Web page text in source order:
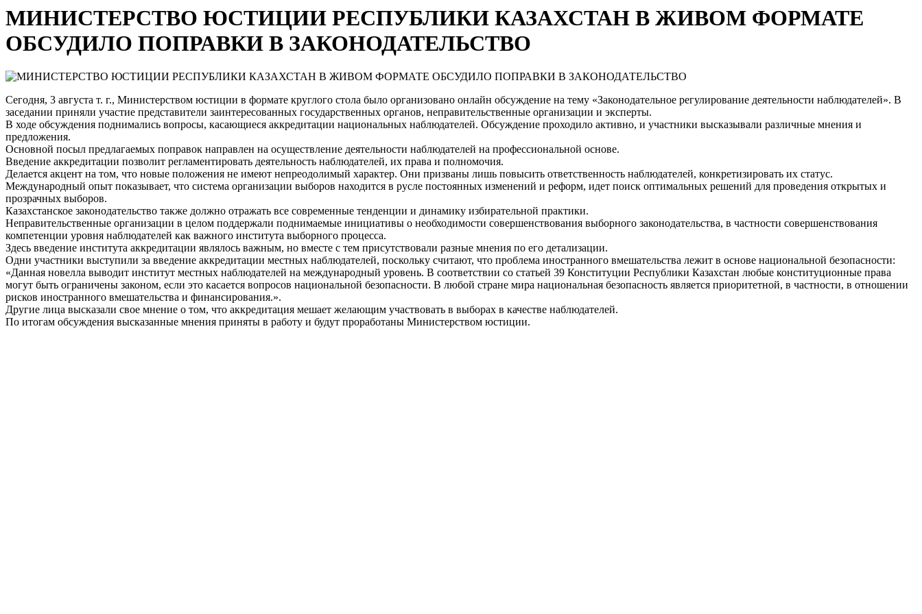
МИНИСТЕРСТВО ЮСТИЦИИ РЕСПУБЛИКИ КАЗАХСТАН В ЖИВОМ ФОРМАТЕ
ОБСУДИЛО ПОПРАВКИ В ЗАКОНОДАТЕЛЬСТВО
Сегодня, 3 августа т. г., Министерством юстиции в формате круглого стола было организовано онлайн обсуждение на тему «Законодательное регулирование деятельности наблюдателей». В
заседании приняли участие представители заинтересованных государственных органов, неправительственные организации и эксперты.
В ходе обсуждения поднимались вопросы, касающиеся аккредитации национальных наблюдателей. Обсуждение проходило активно, и участники высказывали различные мнения и
предложения.
Основной посыл предлагаемых поправок направлен на осуществление деятельности наблюдателей на профессиональной основе.
Введение аккредитации позволит регламентировать деятельность наблюдателей, их права и полномочия.
Делается акцент на том, что новые положения не имеют непреодолимый характер. Они призваны лишь повысить ответственность наблюдателей, конкретизировать их статус.
Международный опыт показывает, что система организации выборов находится в русле постоянных изменений и реформ, идет поиск оптимальных решений для проведения открытых и
прозрачных выборов.
Казахстанское законодательство также должно отражать все современные тенденции и динамику избирательной практики.
Неправительственные организации в целом поддержали поднимаемые инициативы о необходимости совершенствования выборного законодательства, в частности совершенствования
компетенции уровня наблюдателей как важного института выборного процесса.
Здесь введение института аккредитации являлось важным, но вместе с тем присутствовали разные мнения по его детализации.
Одни участники выступили за введение аккредитации местных наблюдателей, поскольку считают, что проблема иностранного вмешательства лежит в основе национальной безопасности:
«Данная новелла выводит институт местных наблюдателей на международный уровень. В соответствии со статьей 39 Конституции Республики Казахстан любые конституционные права
могут быть ограничены законом, если это касается вопросов национальной безопасности. В любой стране мира национальная безопасность является приоритетной, в частности, в отношении
рисков иностранного вмешательства и финансирования.».
Другие лица высказали свое мнение о том, что аккредитация мешает желающим участвовать в выборах в качестве наблюдателей.
По итогам обсуждения высказанные мнения приняты в работу и будут проработаны Министерством юстиции.